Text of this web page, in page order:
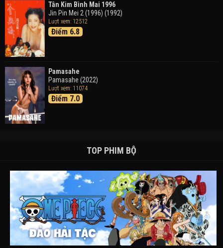
Tân Kim Bình Mai 1996
Jin Pin Mei 2 (1996) (1992)
Lượt xem: 12512
Điểm 6.8
Pamasahe
Pamasahe (2022)
Lượt xem: 11074
Điểm 7.0
TOP PHIM BỘ